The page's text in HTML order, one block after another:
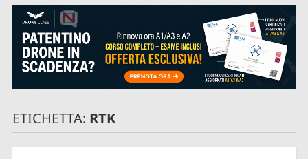
ETICHETTA: RTK